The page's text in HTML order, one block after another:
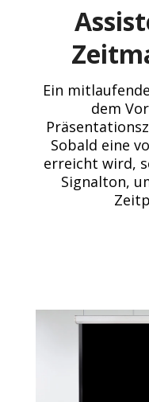
Ein
dem
Sobald eine
erreicht wird,
Signalton,